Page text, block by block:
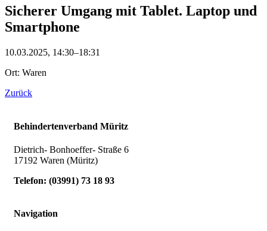
Sicherer Umgang mit Tablet. Laptop und
Smartphone
10.03.2025, 14:30–18:31
Ort: Waren
Zurück
Behindertenverband Müritz
Dietrich- Bonhoeffer- Straße 6
17192 Waren (Müritz)
Telefon: (03991) 73 18 93
Navigation